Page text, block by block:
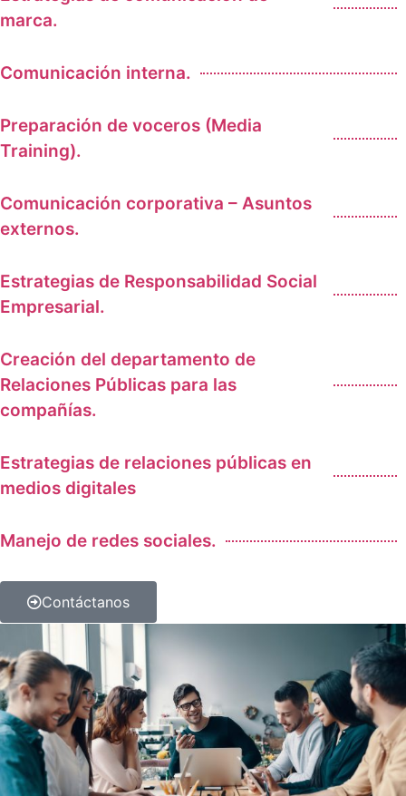
marca.
Comunicación interna.
Preparación de voceros (Media
Training).
Comunicación corporativa – Asuntos
externos.
Estrategias de Responsabilidad Social
Empresarial.
Creación del departamento de
Relaciones Públicas para las
compañías.
Estrategias de relaciones públicas en
medios digitales
Manejo de redes sociales.
Contáctanos